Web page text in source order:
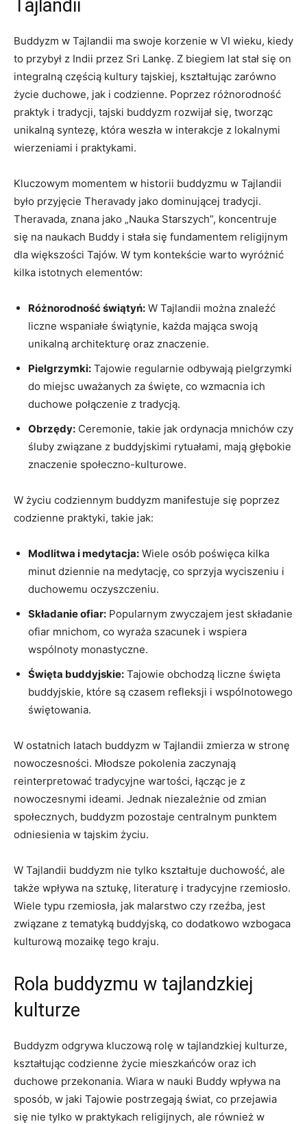
Tajlandii
Buddyzm⁢ w Tajlandii‍ ma swoje korzenie w ⁣VI wieku, kiedy
to przybył ​z Indii ⁤przez‍ Sri Lankę. Z​ biegiem ⁤lat stał się on
integralną częścią⁤ kultury tajskiej, kształtując zarówno
życie duchowe, jak⁤ i codzienne. Poprzez ‍różnorodność
⁣praktyk i tradycji, tajski buddyzm rozwijał się, tworząc‌
unikalną ⁢syntezę, która weszła w interakcje z lokalnymi
wierzeniami i praktykami.
Kluczowym momentem w historii buddyzmu w Tajlandii
było ⁤przyjęcie Theravady jako ⁤dominującej tradycji.
Theravada, znana jako „Nauka Starszych”, ⁣koncentruje
się‍ na‌ naukach Buddy i stała się fundamentem religijnym
dla większości ‍Tajów. W tym kontekście warto wyróżnić
kilka istotnych elementów:
Różnorodność⁣ świątyń: W⁤ Tajlandii można znaleźć
liczne wspaniałe świątynie, każda mająca swoją
unikalną architekturę oraz znaczenie.
Pielgrzymki: ⁢Tajowie regularnie odbywają⁤ pielgrzymki
do miejsc⁣ uważanych za święte, co wzmacnia ⁢ich
duchowe połączenie z tradycją.
Obrzędy: Ceremonie, takie‌ jak ordynacja mnichów⁣ czy
śluby związane‍ z buddyjskimi rytuałami,⁢ mają głębokie
znaczenie społeczno-kulturowe.
W⁢ życiu codziennym buddyzm manifestuje się poprzez⁢
codzienne praktyki, takie jak:
Modlitwa i medytacja: ‌Wiele ⁤osób poświęca ⁤kilka
minut dziennie na medytację, co sprzyja‌ wyciszeniu i
duchowemu⁢ oczyszczeniu.
Składanie⁤ ofiar: Popularnym zwyczajem jest⁢ składanie
ofiar mnichom, co wyraża ‍szacunek i wspiera
wspólnoty monastyczne.
Święta buddyjskie: ⁣Tajowie ​obchodzą liczne święta
buddyjskie, które są czasem refleksji i wspólnotowego⁤
świętowania.
W ostatnich latach buddyzm w Tajlandii zmierza w stronę
nowoczesności.‍ Młodsze pokolenia‍ zaczynają
reinterpretować tradycyjne wartości, łącząc je z
nowoczesnymi ideami. Jednak niezależnie od zmian
społecznych, buddyzm ⁣pozostaje centralnym⁤ punktem
odniesienia w tajskim⁢ życiu.
W Tajlandii buddyzm ⁣nie tylko kształtuje ​duchowość, ale
także ⁢wpływa na sztukę, literaturę‍ i tradycyjne rzemiosło.
Wiele typu rzemiosła, jak malarstwo czy rzeźba, jest
związane z tematyką buddyjską, co dodatkowo wzbogaca
kulturową mozaikę​ tego kraju.
Rola buddyzmu w tajlandzkiej
kulturze
Buddyzm odgrywa kluczową rolę w tajlandzkiej kulturze,
kształtując ⁣codzienne życie mieszkańców oraz⁢ ich
duchowe przekonania. Wiara ‌w nauki Buddy wpływa na‌
sposób, w ‌jaki Tajowie postrzegają ‍świat, co przejawia
się nie tylko w praktykach religijnych,⁣ ale również w